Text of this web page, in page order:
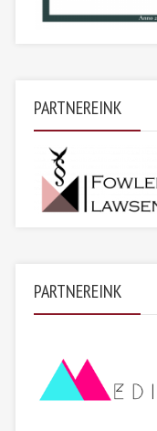
PARTNEREINK
PARTNEREINK